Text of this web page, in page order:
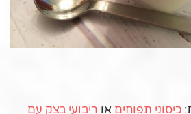
כיסוני תפוחים או ריבועי בצק עם